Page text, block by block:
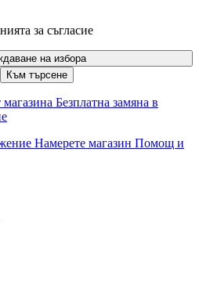
за съгласие
на избора
Към търсене
магазина Безплатна замяна в
Намерете магазин Помощ и